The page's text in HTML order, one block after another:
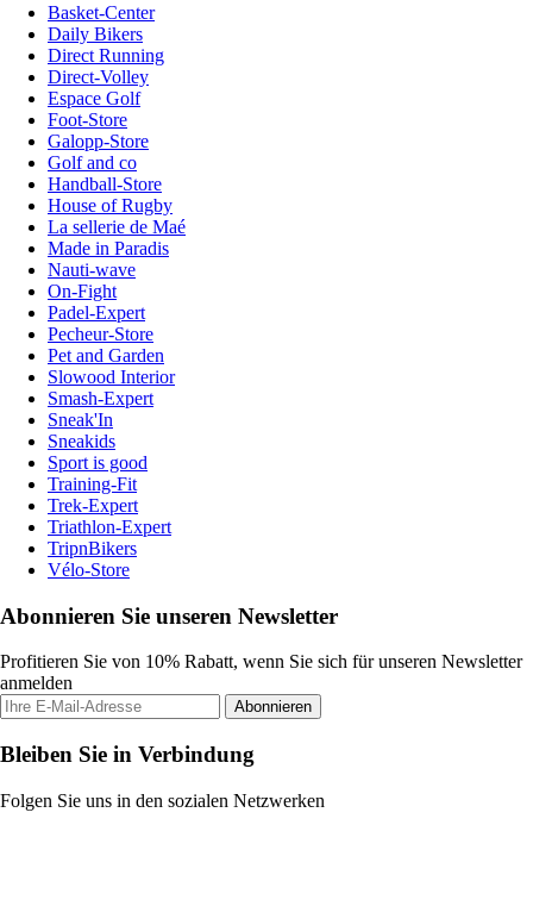
Basket-Center
Daily Bikers
Direct Running
Direct-Volley
Espace Golf
Foot-Store
Galopp-Store
Golf and co
Handball-Store
House of Rugby
La sellerie de Maé
Made in Paradis
Nauti-wave
On-Fight
Padel-Expert
Pecheur-Store
Pet and Garden
Slowood Interior
Smash-Expert
Sneak'In
Sneakids
Sport is good
Training-Fit
Trek-Expert
Triathlon-Expert
TripnBikers
Vélo-Store
Abonnieren Sie unseren Newsletter
Profitieren Sie von 10% Rabatt, wenn Sie sich für unseren Newsletter
anmelden
Abonnieren
Bleiben Sie in Verbindung
Folgen Sie uns in den sozialen Netzwerken